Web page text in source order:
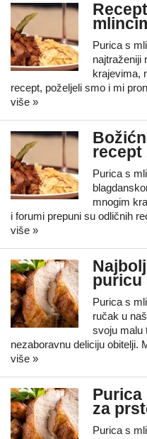
Purica s
najtraženiji
krajevima,
recept, poželjeli smo i mi
više »
recept
Purica s
mnogim
i forumi prepuni su odličnih
više »
puricu
Purica s
ručak u
svoju malu
nezaboravnu deliciju obitelji.
više »
Purica
za
Purica s